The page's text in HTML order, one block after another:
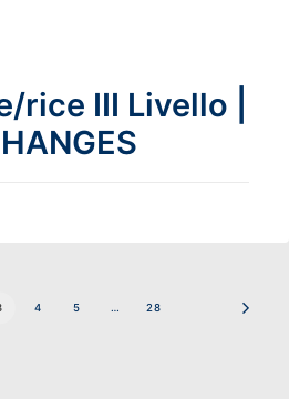
rice III Livello |
4 5 … 28